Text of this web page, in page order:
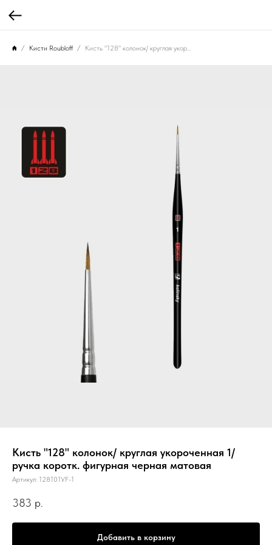
Кисти Roubloff
Кисть "128" колонок/ круглая укороченная 1/
ручка коротк. фигурная черная матовая
Артикул: 128101УF-1
383 р.
Добавить в корзину